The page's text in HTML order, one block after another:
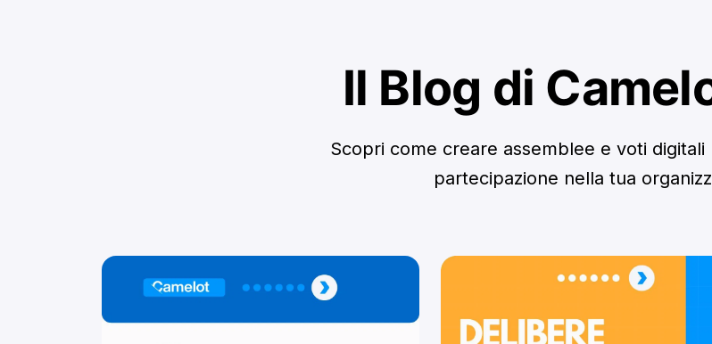
Il Blog di
Scopri come creare assemblee e voti
partecipazione nella tua